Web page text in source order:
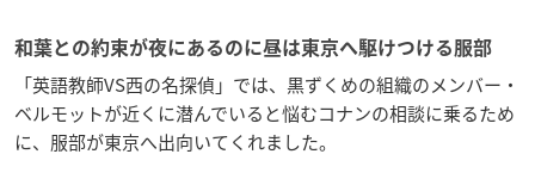
和葉との約束が夜にあるのに昼は東京へ駆けつける服部
「英語教師VS西の名探偵」では、黒ずくめの組織のメンバー・
ベルモットが近くに潜んでいると悩むコナンの相談に乗るため
に、服部が東京へ出向いてくれました。